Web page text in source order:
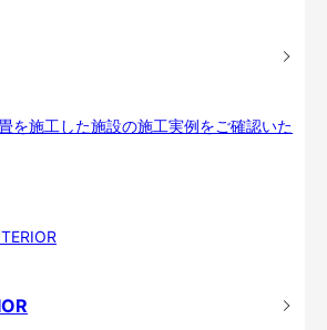
を施工した施設の施工実例をご確認いた